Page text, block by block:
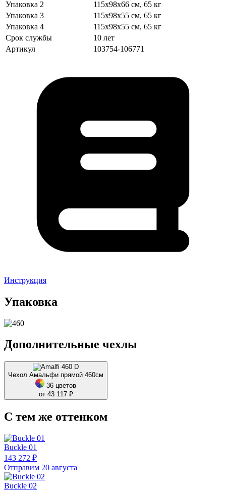
Упаковка 2
115x98x66 см, 65 кг
Упаковка 3
115x98x55 см, 65 кг
Упаковка 4
115x98x55 см, 65 кг
Срок службы
10 лет
Артикул
103754-106771
Инструкция
Упаковка
Дополнительные чехлы
Чехол Амальфи прямой 460см
36 цветов
от 43 117 ₽
С тем же оттенком
Buckle 01
143 272 ₽
Отправим 20 августа
Buckle 02